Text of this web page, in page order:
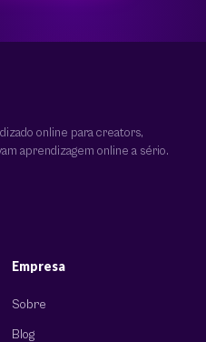
online para creators,
aprendizagem online a sério.
Empresa
Sobre
Blog